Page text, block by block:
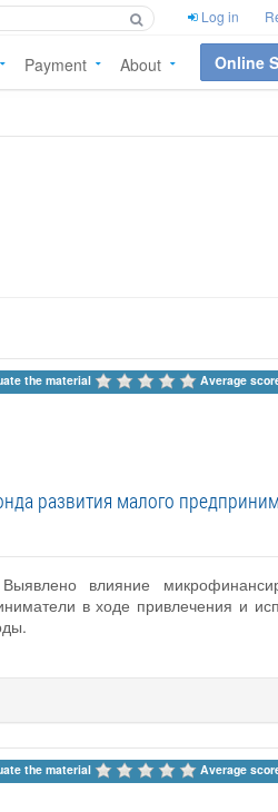
Log in
Payment About Online
the material Average
развития малого
влияние
в ходе привлечения и
the material Average